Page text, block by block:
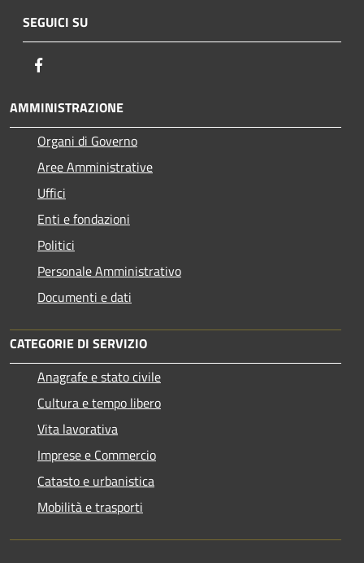
SEGUICI SU
AMMINISTRAZIONE
Organi di Governo
Aree Amministrative
Uffici
Enti e fondazioni
Politici
Personale Amministrativo
Documenti e dati
CATEGORIE DI SERVIZIO
Anagrafe e stato civile
Cultura e tempo libero
Vita lavorativa
Imprese e Commercio
Catasto e urbanistica
Mobilità e trasporti